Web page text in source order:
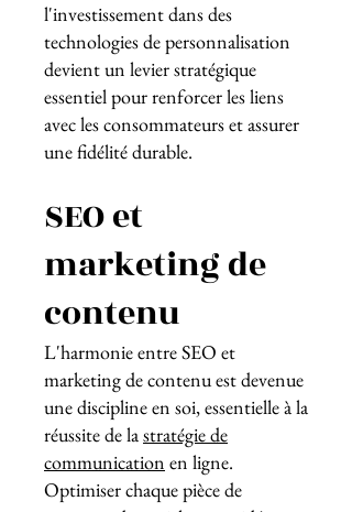
l'investissement dans des
technologies de personnalisation
devient un levier stratégique
essentiel pour renforcer les liens
avec les consommateurs et assurer
une fidélité durable.
SEO et
marketing de
contenu
L'harmonie entre SEO et
marketing de contenu est devenue
une discipline en soi, essentielle à la
réussite de lastratégie de
communication en ligne.
Optimiser chaque pièce de